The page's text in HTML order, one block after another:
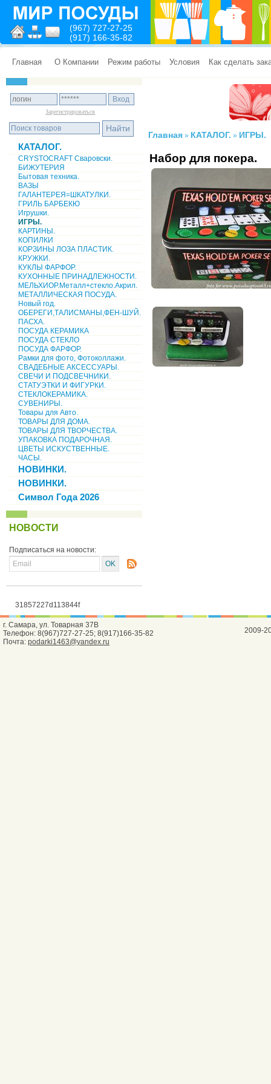
(967) 727-27-25
(917) 166-35-82
Главная О Компании Режим работы Условия Как сделать
Зарегистрироваться
КАТАЛОГ.
CRYSTOCRAFT Сваровски.
БИЖУТЕРИЯ
Бытовая техника.
ВАЗЫ
ГАЛАНТЕРЕЯ=ШКАТУЛКИ.
ГРИЛЬ БАРБЕКЮ
Игрушки.
ИГРЫ.
КАРТИНЫ.
КОПИЛКИ
КОРЗИНЫ ЛОЗА ПЛАСТИК.
КРУЖКИ.
КУКЛЫ ФАРФОР.
КУХОННЫЕ ПРИНАДЛЕЖНОСТИ.
МЕЛЬХИОР.Металл+стекло.Акрил.
МЕТАЛЛИЧЕСКАЯ ПОСУДА.
Новый год.
ОБЕРЕГИ,ТАЛИСМАНЫ,ФЕН-ШУЙ.
ПАСХА.
ПОСУДА КЕРАМИКА
ПОСУДА СТЕКЛО
ПОСУДА ФАРФОР.
Рамки для фото, Фотоколлажи.
СВАДЕБНЫЕ АКСЕССУАРЫ.
СВЕЧИ И ПОДСВЕЧНИКИ.
СТАТУЭТКИ И ФИГУРКИ.
СТЕКЛОКЕРАМИКА.
СУВЕНИРЫ.
Товары для Авто.
ТОВАРЫ ДЛЯ ДОМА.
ТОВАРЫ ДЛЯ ТВОРЧЕСТВА.
УПАКОВКА ПОДАРОЧНАЯ.
ЦВЕТЫ ИСКУСТВЕННЫЕ.
ЧАСЫ.
НОВИНКИ.
НОВИНКИ.
Символ Года 2026
НОВОСТИ
Подписаться на новости:
31857227d113844f
Главная » КАТАЛОГ. » ИГРЫ.
Набор для покера.
г. Самара, ул. Товарная 37В
Телефон: 8(967)727-27-25; 8(917)166-35-82
Почта: podarki1463@yandex.ru
2009-